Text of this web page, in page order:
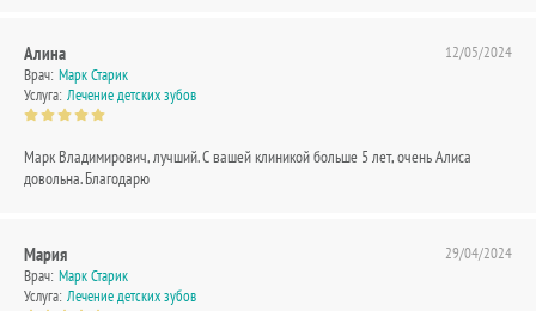
Алина
Врач: Марк Старик
Услуга: Лечение детских зубов
12/05/2024
Марк Владимирович, лучший. С вашей клиникой больше 5 лет, очень Алиса
довольна. Благодарю
Мария
Врач: Марк Старик
Услуга: Лечение детских зубов
29/04/2024